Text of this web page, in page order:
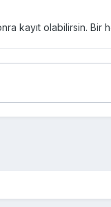
kayıt olabilirsin. Bir